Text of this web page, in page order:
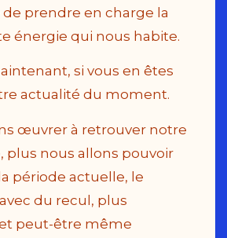
prendre en charge la
énergie qui nous habite.
si vous en êtes
actualité du moment.
œuvrer à retrouver notre
plus nous allons pouvoir
période actuelle, le
du recul, plus
peut-être même